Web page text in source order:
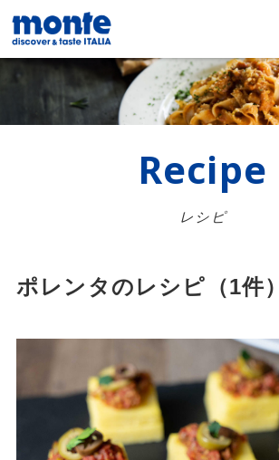
Recipe
レシピ
ポレンタのレシピ（1件）